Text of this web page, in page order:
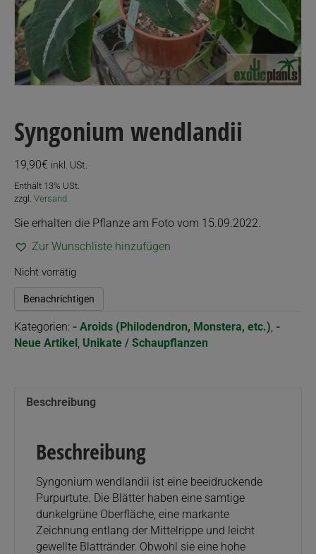
Syngonium wendlandii
19,90€ inkl. USt.
Enthält 13% USt.
zzgl. Versand
Sie erhalten die Pflanze am Foto vom 15.09.2022.
Zur Wunschliste hinzufügen
Nicht vorrätig
Benachrichtigen
Kategorien: - Aroids (Philodendron, Monstera, etc.) -
Neue Artikel Unikate / Schaupflanzen
Beschreibung
Beschreibung
Syngonium wendlandii ist eine beeidruckende
Purpurtute. Die Blätter haben eine samtige
dunkelgrüne Oberfläche, eine markante
Zeichnung entlang der Mittelrippe und leicht
gewellte Blattränder. Obwohl sie eine hohe